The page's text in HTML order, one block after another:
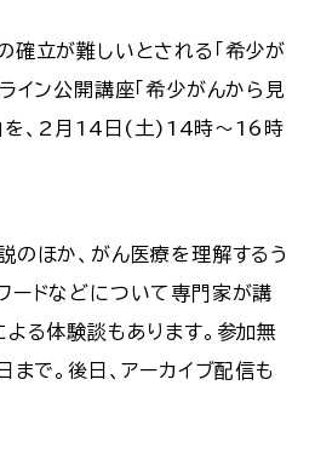
確立が難しいとされる「希少が
イン公開講座「希少がんから見
を、2月14日(土)14時～16時
のほか、がん医療を理解するう
ードなどについて専門家が講
る体験談もあります。参加無
で。後日、アーカイブ配信も